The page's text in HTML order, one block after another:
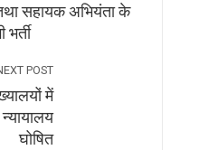
सहायक अभियंता के
भर्ती
POST
में
घोषित